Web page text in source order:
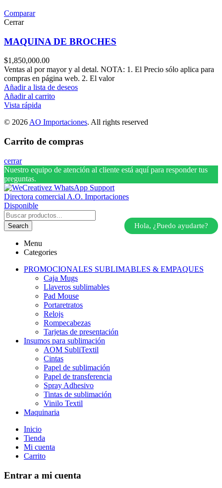
Comparar
Cerrar
MAQUINA DE BROCHES
$1,850,000.00
Ventas al por mayor y al detal. NOTA: 1. El Precio sólo aplica para
compras en página web. 2. El valor
Añadir a lista de deseos
Añadir al carrito
Vista rápida
© 2026AO Importaciones. All rights reserved
Carrito de compras
cerrar
Nuestro equipo de atención al cliente está aquí para responder tus
preguntas.
Directora comercial A.O. Importaciones
Disponible
Hola, ¿Puedo ayudarte?
Search
Menu
Categories
PROMOCIONALES SUBLIMABLES & EMPAQUES
Caja Mugs
Llaveros sublimables
Pad Mouse
Portaretratos
Relojs
Rompecabezas
Tarjetas de presentación
Insumos para sublimación
AOM SubliTextil
Cintas
Papel de sublimación
Papel de transferencia
Spray Adhesivo
Tintas de sublimación
Vinilo Textil
Maquinaria
Inicio
Tienda
Mi cuenta
Carrito
Entrar a mi cuenta